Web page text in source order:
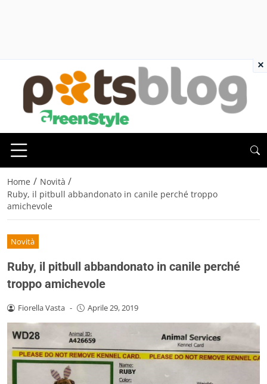
Home / Novità /
Ruby, il pitbull abbandonato in canile perché troppo
amichevole
Novità
Ruby, il pitbull abbandonato in canile perché
troppo amichevole
Fiorella Vasta - Aprile 29, 2019
×